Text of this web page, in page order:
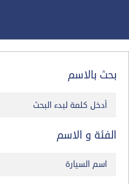
بحث بالاسم
الفئة و الاسم